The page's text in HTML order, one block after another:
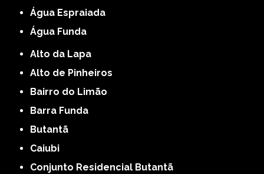
Água Espraiada
Água Funda
Alto da Lapa
Alto de Pinheiros
Bairro do Limão
Barra Funda
Butantã
Caiubi
Conjunto Residencial Butantã